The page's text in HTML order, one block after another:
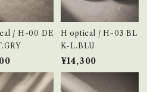
すすめです。 また、emotionalで
やHome Mist各種と香りを
ことも可能です。
ど様々なシーンでの活用がおすす
ず耐熱トレイの上で燃やし、お香の
た後15秒ほど経ちましたら、炎を
る場所では使用しないでください。
火種が残っていることがあります
/ H-00 DE
H optical / H-03 BL
K-L.BLU
¥14,300